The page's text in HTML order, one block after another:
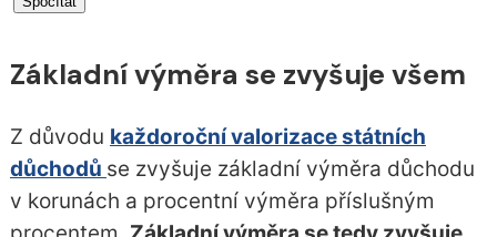
Základní výměra se zvyšuje všem
Z důvodu každoroční valorizace státních
důchodů se zvyšuje základní výměra důchodu
v korunách a procentní výměra příslušným